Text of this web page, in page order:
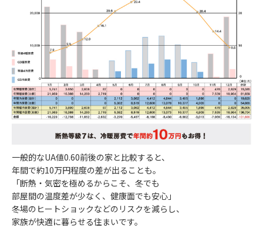
一般的なUA値0.60前後の家と比較すると、
年間で約10万円程度の差が出ることも。
「断熱・気密を極めるからこそ、冬でも
部屋間の温度差が少なく、健康面でも安心」
冬場のヒートショックなどのリスクを減らし、
家族が快適に暮らせる住まいです。